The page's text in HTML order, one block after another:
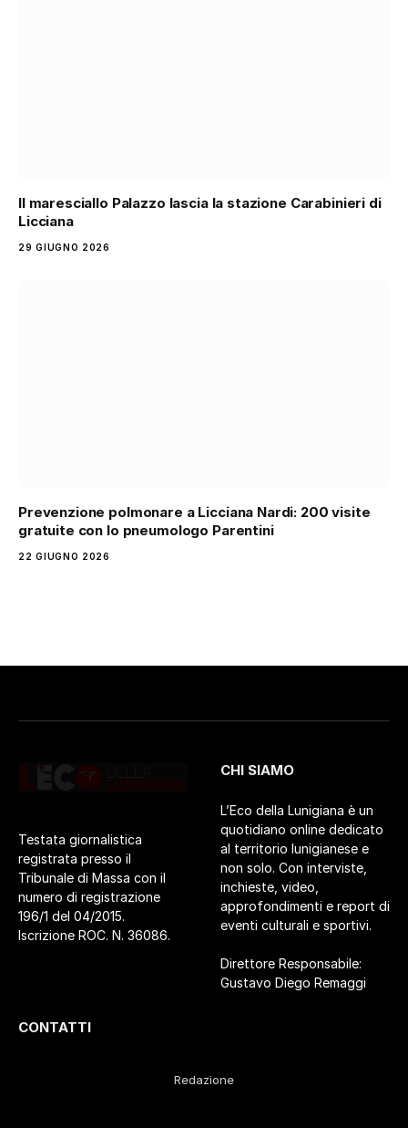
Il maresciallo Palazzo lascia la stazione Carabinieri di
Licciana
29 GIUGNO 2026
Prevenzione polmonare a Licciana Nardi: 200 visite
gratuite con lo pneumologo Parentini
22 GIUGNO 2026
Testata giornalistica
registrata presso il
Tribunale di Massa con il
numero di registrazione
196/1 del 04/2015.
Iscrizione ROC. N. 36086.
CHI SIAMO
L’Eco della Lunigiana è un
quotidiano online dedicato
al territorio lunigianese e
non solo. Con interviste,
inchieste, video,
approfondimenti e report di
eventi culturali e sportivi.
Direttore Responsabile:
Gustavo Diego Remaggi
CONTATTI
Redazione